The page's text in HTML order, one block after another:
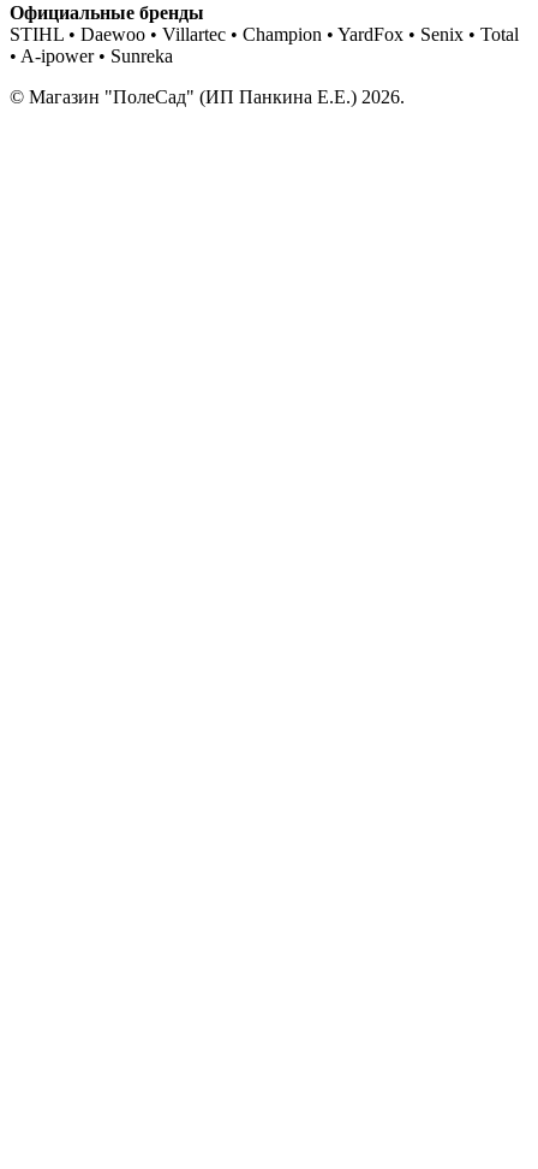
Официальные бренды
STIHL • Daewoo • Villartec • Champion • YardFox • Senix • Total
• A-ipower • Sunreka
© Магазин "ПолеСад" (ИП Панкина Е.Е.) 2026.